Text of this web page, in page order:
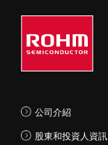
公司介紹
股東和投資人資訊